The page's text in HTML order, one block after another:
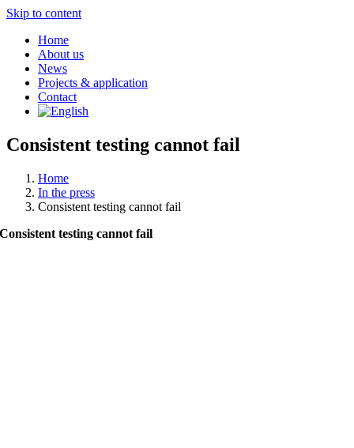
Skip to content
Home
About us
News
Projects & application
Contact
Consistent testing cannot fail
Home
In the press
Consistent testing cannot fail
Consistent testing cannot fail